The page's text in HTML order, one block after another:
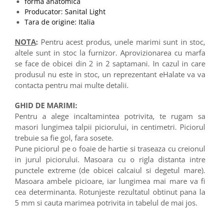
Producator: Sanital Light
Tara de origine: Italia
NOTA: Pentru acest produs, unele marimi sunt in stoc,
altele sunt in stoc la furnizor. Aprovizionarea cu marfa
se face de obicei din 2 in 2 saptamani. In cazul in care
produsul nu este in stoc, un reprezentant eHalate va va
contacta pentru mai multe detalii.
GHID DE MARIMI:
Pentru a alege incaltamintea potrivita, te rugam sa
masori lungimea talpii piciorului, in centimetri. Piciorul
trebuie sa fie gol, fara sosete.
Pune piciorul pe o foaie de hartie si traseaza cu creionul
in jurul piciorului. Masoara cu o rigla distanta intre
punctele extreme (de obicei calcaiul si degetul mare).
Masoara ambele picioare, iar lungimea mai mare va fi
cea determinanta. Rotunjeste rezultatul obtinut pana la
5 mm si cauta marimea potrivita in tabelul de mai jos.